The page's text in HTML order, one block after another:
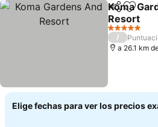
Compartir
Koma
Resort
5 Estrellas
/
a 26.1 km
Elige fechas para ver los precios